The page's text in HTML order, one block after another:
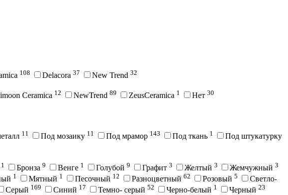
108 Delacora 37 New Trend 32
Ceramica 12 NewTrend 89 ZeusCeramica 1 Нет 30
11 Под мозаику 11 Под мрамор 143 Под ткань 1 Под штукатурку
Бронза 9 Венге 1 Голубой 9 Графит 3 Желтый 3 Жемчужный 3
1 Мятный 1 Песочный 12 Разноцветный 62 Розовый 5
Светло-
Серый 169 Синий 17 Темно- серый 52 Черно-белый 1 Черный 23